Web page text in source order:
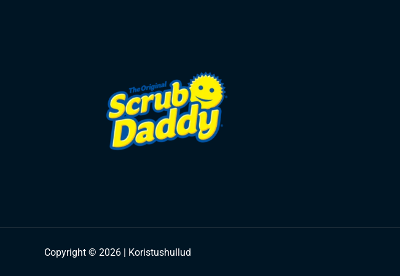
Copyright © 2026 | Koristushullud